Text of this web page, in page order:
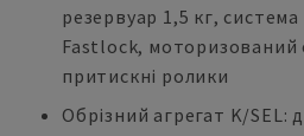
резервуар 1,5 кг,
Fastlock, моторизований
притискні ролики
Обрізний агрегат K/SEL: